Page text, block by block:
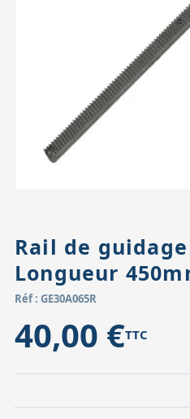
Accessoires pour
Rail de
Longueur
Réf : GE30A065R
40,00 €TTC